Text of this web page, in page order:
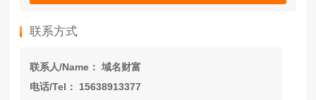
联系方式
联系人/Name： 域名财富
电话/Tel： 15638913377